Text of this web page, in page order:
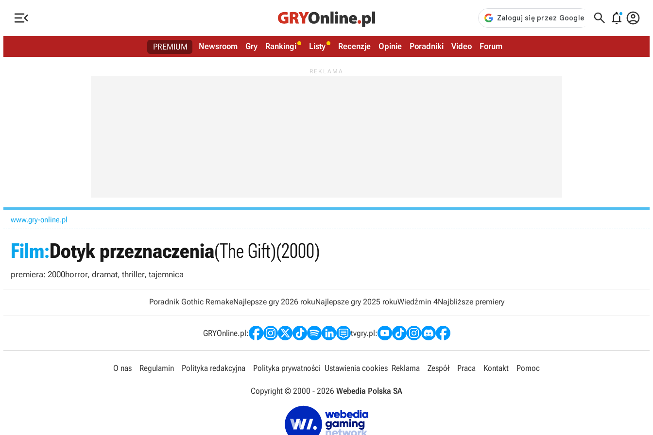
   
PREMIUM Newsroom Gry Rankingi Listy Recenzje Opinie Poradniki Video Forum
www.gry-online.pl
Film:Dotyk przeznaczenia(The Gift)(2000)
premiera: 2000horror, dramat, thriller, tajemnica
Poradnik Gothic RemakeNajlepsze gry 2026 rokuNajlepsze gry 2025 rokuWiedźmin 4Najbliższe premiery
GRYOnline.pl: tvgry.pl:
O nas Regulamin Polityka redakcyjna Polityka prywatności Ustawienia cookies Reklama Zespół Praca Kontakt Pomoc
Copyright © 2000 - 2026 Webedia Polska SA